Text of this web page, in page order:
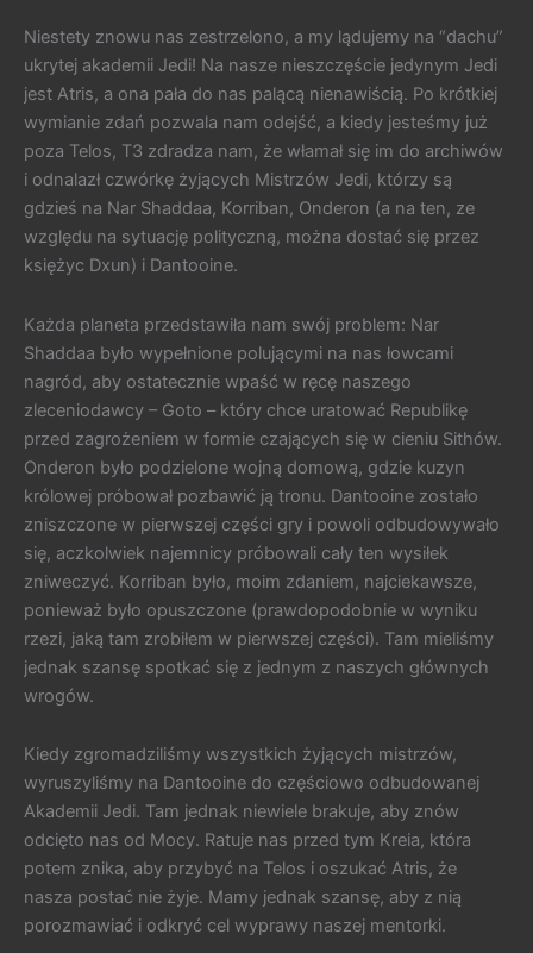
Niestety znowu nas zestrzelono, a my lądujemy na “dachu”
ukrytej akademii Jedi! Na nasze nieszczęście jedynym Jedi
jest Atris, a ona pała do nas palącą nienawiścią. Po krótkiej
wymianie zdań pozwala nam odejść, a kiedy jesteśmy już
poza Telos, T3 zdradza nam, że włamał się im do archiwów
i odnalazł czwórkę żyjących Mistrzów Jedi, którzy są
gdzieś na Nar Shaddaa, Korriban, Onderon (a na ten, ze
względu na sytuację polityczną, można dostać się przez
księżyc Dxun) i Dantooine.
Każda planeta przedstawiła nam swój problem: Nar
Shaddaa było wypełnione polującymi na nas łowcami
nagród, aby ostatecznie wpaść w ręcę naszego
zleceniodawcy – Goto – który chce uratować Republikę
przed zagrożeniem w formie czających się w cieniu Sithów.
Onderon było podzielone wojną domową, gdzie kuzyn
królowej próbował pozbawić ją tronu. Dantooine zostało
zniszczone w pierwszej części gry i powoli odbudowywało
się, aczkolwiek najemnicy próbowali cały ten wysiłek
zniweczyć. Korriban było, moim zdaniem, najciekawsze,
ponieważ było opuszczone (prawdopodobnie w wyniku
rzezi, jaką tam zrobiłem w pierwszej części). Tam mieliśmy
jednak szansę spotkać się z jednym z naszych głównych
wrogów.
Kiedy zgromadziliśmy wszystkich żyjących mistrzów,
wyruszyliśmy na Dantooine do częściowo odbudowanej
Akademii Jedi. Tam jednak niewiele brakuje, aby znów
odcięto nas od Mocy. Ratuje nas przed tym Kreia, która
potem znika, aby przybyć na Telos i oszukać Atris, że
nasza postać nie żyje. Mamy jednak szansę, aby z nią
porozmawiać i odkryć cel wyprawy naszej mentorki.